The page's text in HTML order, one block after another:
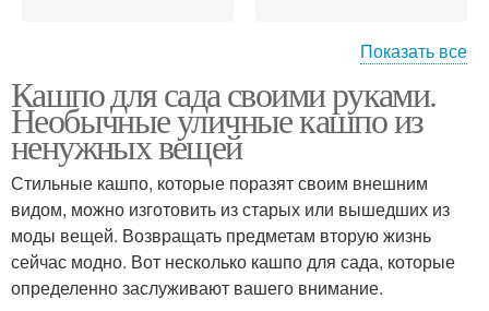
Кашпо для цветов Кашпо для петунии
Кашпо с петуниями Кашпо из гипса
Показать все
Кашпо для сада своими руками.
Необычные уличные кашпо из
ненужных вещей
Стильные кашпо, которые поразят своим внешним
видом, можно изготовить из старых или вышедших из
моды вещей. Возвращать предметам вторую жизнь
сейчас модно. Вот несколько кашпо для сада, которые
определенно заслуживают вашего внимание.